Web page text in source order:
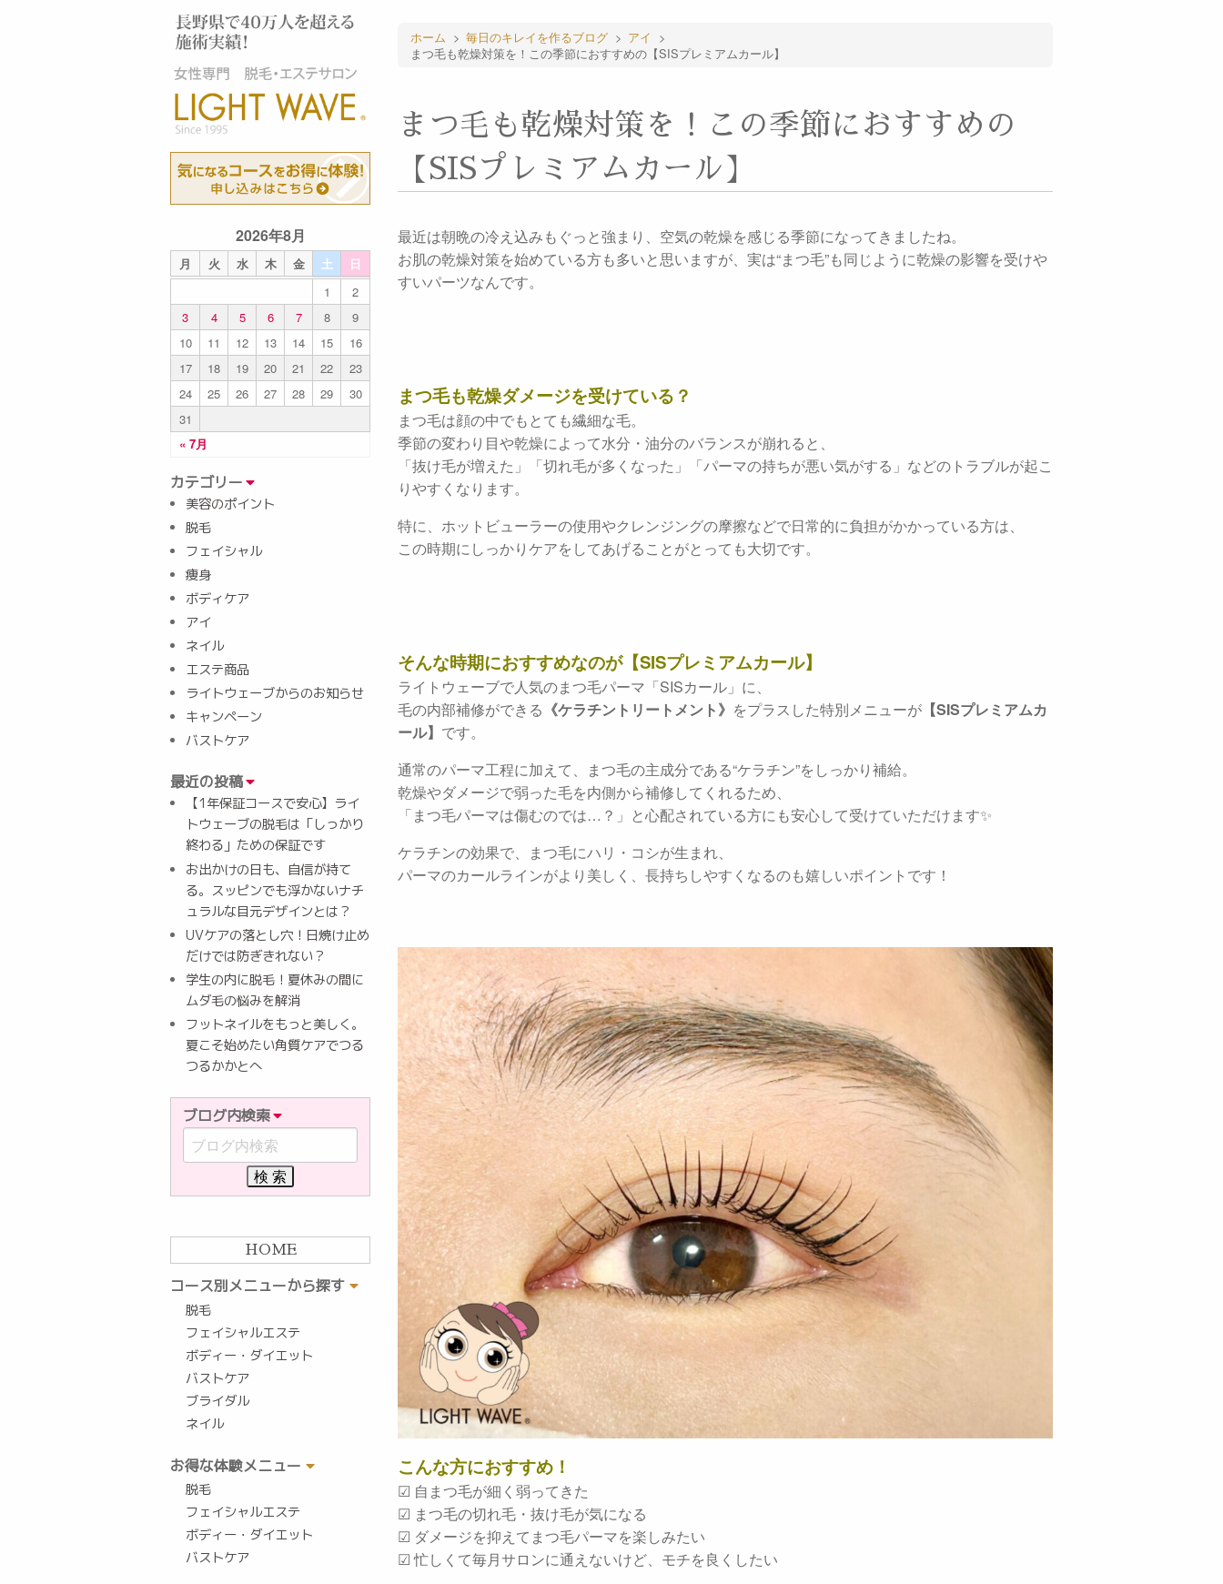
2026年8月
月 火 水 木 金 土 日
« 7月
1
2
3
4 5 6 7 8
9
10
11 12 13 14 15
16
17
18 19 20 21 22
23
24
25 26 27 28 29
30
31
カテゴリー
美容のポイント
脱毛
フェイシャル
痩身
ボディケア
アイ
ネイル
エステ商品
ライトウェーブからのお知らせ
キャンペーン
バストケア
最近の投稿
【1年保証コースで安心】ライ
トウェーブの脱毛は「しっかり
終わる」ための保証です
お出かけの日も、自信が持て
る。スッピンでも浮かないナチ
ュラルな目元デザインとは？
UVケアの落とし穴！日焼け止め
だけでは防ぎきれない？
学生の内に脱毛！夏休みの間に
ムダ毛の悩みを解消
フットネイルをもっと美しく。
夏こそ始めたい角質ケアでつる
つるかかとへ
ブログ内検索
HOME
コース別メニューから探す
脱毛
フェイシャルエステ
ボディー・ダイエット
バストケア
ブライダル
ネイル
お得な体験メニュー
脱毛
フェイシャルエステ
ボディー・ダイエット
バストケア
ホーム > 毎日のキレイを作るブログ > アイ >
まつ毛も乾燥対策を！この季節におすすめの【SISプレミアムカール】
まつ毛も乾燥対策を！この季節におすすめの
【SISプレミアムカール】
最近は朝晩の冷え込みもぐっと強まり、空気の乾燥を感じる季節になってきましたね。
お肌の乾燥対策を始めている方も多いと思いますが、実は“まつ毛”も同じように乾燥の影響を受けや
すいパーツなんです。
まつ毛も乾燥ダメージを受けている？
まつ毛は顔の中でもとても繊細な毛。
季節の変わり目や乾燥によって水分・油分のバランスが崩れると、
「抜け毛が増えた」「切れ毛が多くなった」「パーマの持ちが悪い気がする」などのトラブルが起こ
りやすくなります。
特に、ホットビューラーの使用やクレンジングの摩擦などで日常的に負担がかかっている方は、
この時期にしっかりケアをしてあげることがとっても大切です。
そんな時期におすすめなのが【SISプレミアムカール】
ライトウェーブで人気のまつ毛パーマ「SISカール」に、
毛の内部補修ができる 《ケラチントリートメント》 をプラスした特別メニューが 【SISプレミアムカ
ール】 です。
通常のパーマ工程に加えて、まつ毛の主成分である“ケラチン”をしっかり補給。
乾燥やダメージで弱った毛を内側から補修してくれるため、
「まつ毛パーマは傷むのでは…？」と心配されている方にも安心して受けていただけます✨
ケラチンの効果で、まつ毛にハリ・コシが生まれ、
パーマのカールラインがより美しく、長持ちしやすくなるのも嬉しいポイントです！
こんな方におすすめ！
☑ 自まつ毛が細く弱ってきた
☑ まつ毛の切れ毛・抜け毛が気になる
☑ ダメージを抑えてまつ毛パーマを楽しみたい
☑ 忙しくて毎月サロンに通えないけど、モチを良くしたい